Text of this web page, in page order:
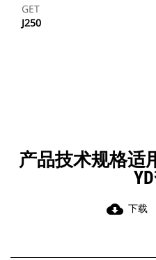
GET
J250
产品技术规格适
cloud_download 下载